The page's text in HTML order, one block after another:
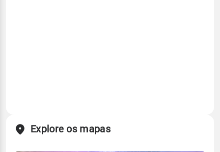
Explore os mapas